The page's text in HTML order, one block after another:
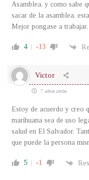
Asamblea, y como sabe
sacar de la asamblea,
Mejor pongase a trabajar.
4 -13
Victor
7 años atrás
Estoy de acuerdo y creo
marihuana sea de uso
salud en El Salvador.
que puede la persona
5 -1